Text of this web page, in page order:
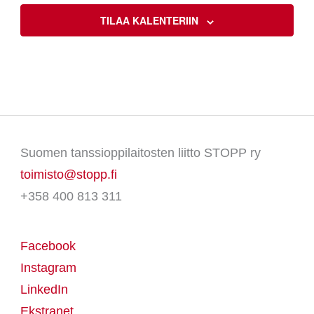
TILAA KALENTERIIN
Suomen tanssioppilaitosten liitto STOPP ry
toimisto@stopp.fi
+358 400 813 311
Facebook
Instagram
LinkedIn